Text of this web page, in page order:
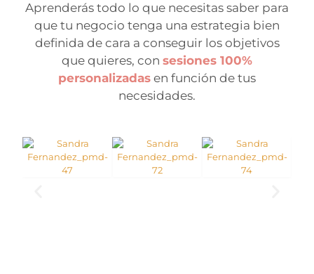
Aprenderás todo lo que necesitas saber para
que tu negocio tenga una estrategia bien
definida de cara a conseguir los objetivos
que quieres, con sesiones 100%
personalizadas en función de tus
necesidades.